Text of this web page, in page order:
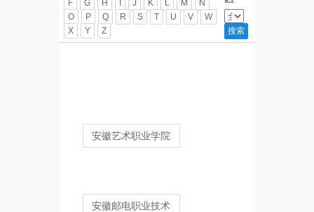
F
G H I J K L M
N
O
P Q R S T U V
W
X
Y Z
安徽艺术职业学院
安徽邮电职业技术